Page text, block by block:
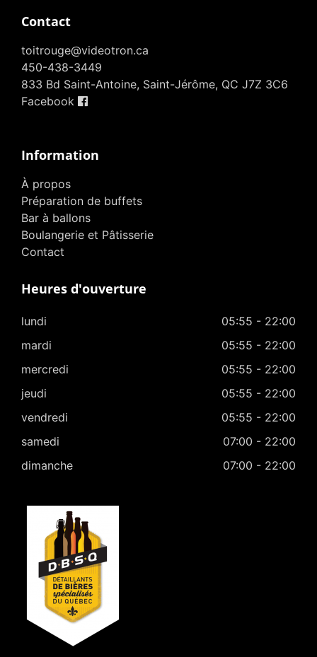
Contact
toitrouge@videotron.ca
450-438-3449
833 Bd Saint-Antoine, Saint-Jérôme, QC J7Z 3C6
Facebook
Information
À propos
Préparation de buffets
Bar à ballons
Boulangerie et Pâtisserie
Contact
Heures d'ouverture
lundi
05:55 - 22:00
mardi
05:55 - 22:00
mercredi
05:55 - 22:00
jeudi
05:55 - 22:00
vendredi
05:55 - 22:00
samedi
07:00 - 22:00
dimanche
07:00 - 22:00